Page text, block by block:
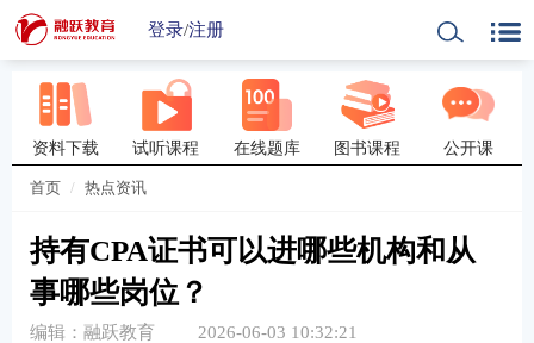
登录/注册
资料下载 试听课程 在线题库 图书课程 公开课
首页 热点资讯
持有CPA证书可以进哪些机构和从
事哪些岗位？
编辑：融跃教育 2026-06-03 10:32:21